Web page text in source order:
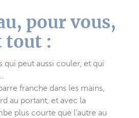
pour vous,
tout :
qui peut aussi couler, et qui
franche dans les mains,
au portant, et avec la
plus courte que l'autre au